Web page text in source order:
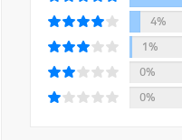
『해커스 보카 중학 필수 +
Section 1 People 사람
4%
1%
0%
0%